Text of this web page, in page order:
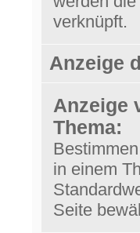
verknüpft.
Anzeige
Anzeige
Thema:
in einem
Seite